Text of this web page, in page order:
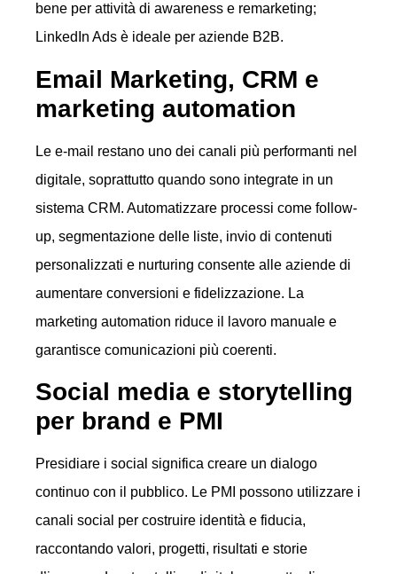
bene per attività di awareness e remarketing;
LinkedIn Ads è ideale per aziende B2B.
Email Marketing, CRM e
marketing automation
Le e-mail restano uno dei canali più performanti nel
digitale, soprattutto quando sono integrate in un
sistema CRM. Automatizzare processi come follow-
up, segmentazione delle liste, invio di contenuti
personalizzati e nurturing consente alle aziende di
aumentare conversioni e fidelizzazione. La
marketing automation riduce il lavoro manuale e
garantisce comunicazioni più coerenti.
Social media e storytelling
per brand e PMI
Presidiare i social significa creare un dialogo
continuo con il pubblico. Le PMI possono utilizzare i
canali social per costruire identità e fiducia,
raccontando valori, progetti, risultati e storie